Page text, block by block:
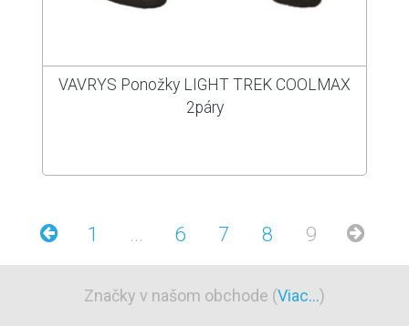
VAVRYS Ponožky LIGHT TREK COOLMAX
2páry
1 ... 6 7 8 9
Značky v našom obchode (Viac...)